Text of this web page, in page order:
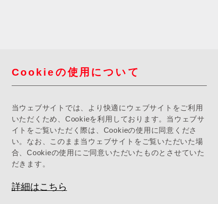
Cookieの使用について
当ウェブサイトでは、より快適にウェブサイトをご利用
いただくため、Cookieを利用しております。当ウェブサ
イトをご覧いただく際は、Cookieの使用に同意くださ
い。なお、このまま当ウェブサイトをご覧いただいた場
合、Cookieの使用にご同意いただいたものとさせていた
だきます。
詳細はこちら